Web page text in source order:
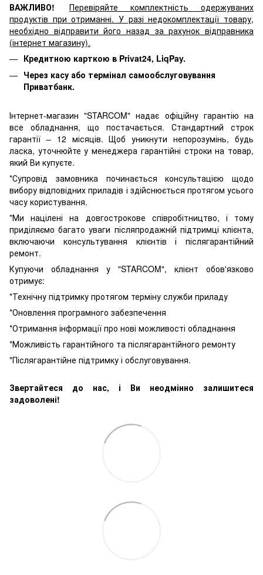
ВАЖЛИВО!
Перевіряйте комплектність одержуваних
продуктів при отриманні. У разі недокомплектації товару,
необхідно відправити його назад за рахунок відправника
(інтернет магазину).
Кредитною карткою в Privat24, LiqPay.
Через касу або термінал самообслуговування
Приватбанк.
Інтернет-магазин "STARCOM" надає офіційну гарантію на
все обладнання, що постачається. Стандартний строк
гарантії – 12 місяців. Щоб уникнути непорозумінь, будь
ласка, уточнюйте у менеджера гарантійні строки на товар,
який Ви купуєте.
*Супровід замовника починається консультацією щодо
вибору відповідних приладів і здійснюється протягом усього
часу користування.
*Ми націлені на довгострокове співробітництво, і тому
приділяємо багато уваги післяпродажній підтримці клієнта,
включаючи консультування клієнтів і післягарантійний
ремонт.
Купуючи обладнання у "STARCOM", клієнт обов'язково
отримує:
*Технічну підтримку протягом терміну служби приладу
*Оновлення програмного забезпечення
*Отримання інформації про нові можливості обладнання
*Можливість гарантійного та післягарантійного ремонту
*Післягарантійне підтримку і обслуговування.
Звертайтеся до нас, і Ви неодмінно залишитеся
задоволені!